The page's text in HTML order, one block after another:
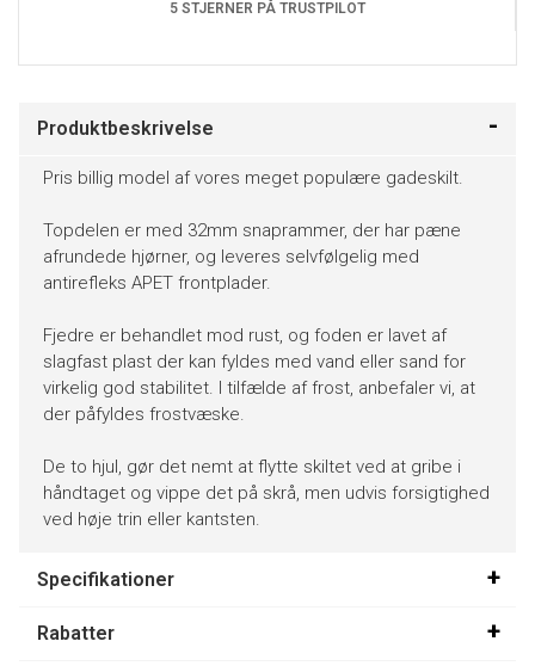
5 STJERNER PÅ TRUSTPILOT
Produktbeskrivelse
Pris billig model af vores meget populære gadeskilt.
Topdelen er med 32mm snaprammer, der har pæne
afrundede hjørner, og leveres selvfølgelig med
antirefleks APET frontplader.
Fjedre er behandlet mod rust, og foden er lavet af
slagfast plast der kan fyldes med vand eller sand for
virkelig god stabilitet. I tilfælde af frost, anbefaler vi, at
der påfyldes frostvæske.
De to hjul, gør det nemt at flytte skiltet ved at gribe i
håndtaget og vippe det på skrå, men udvis forsigtighed
ved høje trin eller kantsten.
Specifikationer
Rabatter